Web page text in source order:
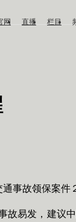
网 直播 栏目
故领保案件
发，建议